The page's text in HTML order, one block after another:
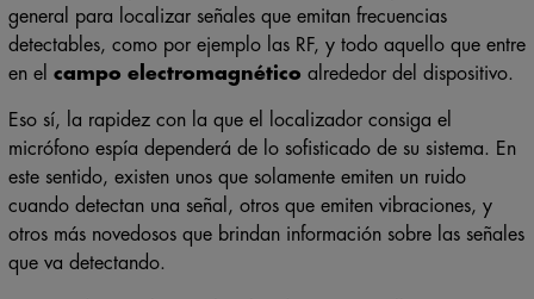
general para localizar señales que emitan frecuencias
detectables, como por ejemplo las RF, y todo aquello que entre
en el campo electromagnético alrededor del dispositivo.
Eso sí, la rapidez con la que el localizador consiga el
micrófono espía dependerá de lo sofisticado de su sistema. En
este sentido, existen unos que solamente emiten un ruido
cuando detectan una señal, otros que emiten vibraciones, y
otros más novedosos que brindan información sobre las señales
que va detectando.